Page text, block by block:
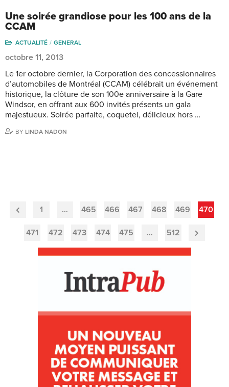
Une soirée grandiose pour les 100 ans de la
CCAM
ACTUALITÉ GENERAL
octobre 11, 2013
Le 1er octobre dernier, la Corporation des concessionnaires
d’automobiles de Montréal (CCAM) célébrait un événement
historique, la clôture de son 100e anniversaire à la Gare
Windsor, en offrant aux 600 invités présents un gala
majestueux. Soirée parfaite, coquetel, délicieux hors …
BY LINDA NADON
Previous1 … 465 466 467 468 469 470
471 472 473 474 475 … 512